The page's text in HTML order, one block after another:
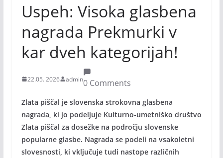
Uspeh: Visoka glasbena
nagrada Prekmurki v
kar dveh kategorijah!
22.05. 2026 admin0 Comments
Zlata piščal je slovenska strokovna glasbena
nagrada, ki jo podeljuje Kulturno-umetniško društvo
Zlata piščal za dosežke na področju slovenske
popularne glasbe. Nagrada se podeli na vsakoletni
slovesnosti, ki vključuje tudi nastope različnih